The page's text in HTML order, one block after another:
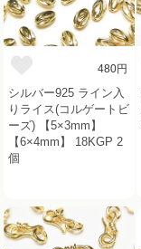
480円
シルバー925 ライン入
りライス(コルゲートビ
ーズ) 【5×3mm】
【6×4mm】 18KGP 2
個